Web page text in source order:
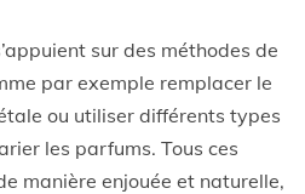
sur des méthodes de
par exemple remplacer le
ou utiliser différents types
les parfums. Tous ces
manière enjouée et naturelle,